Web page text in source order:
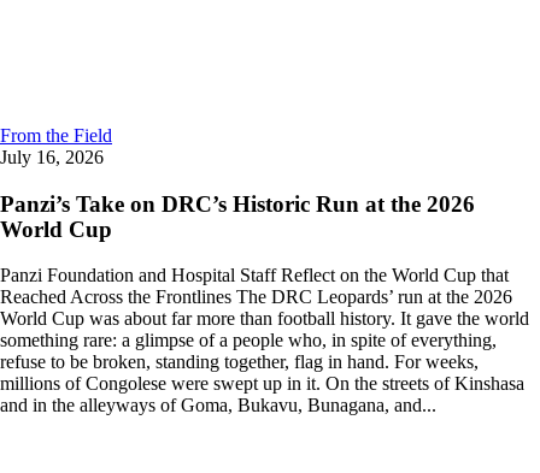
From the Field
July 16, 2026
Panzi’s Take on DRC’s Historic Run at the 2026
World Cup
Panzi Foundation and Hospital Staff Reflect on the World Cup that
Reached Across the Frontlines The DRC Leopards’ run at the 2026
World Cup was about far more than football history. It gave the world
something rare: a glimpse of a people who, in spite of everything,
refuse to be broken, standing together, flag in hand. For weeks,
millions of Congolese were swept up in it. On the streets of Kinshasa
and in the alleyways of Goma, Bukavu, Bunagana, and...